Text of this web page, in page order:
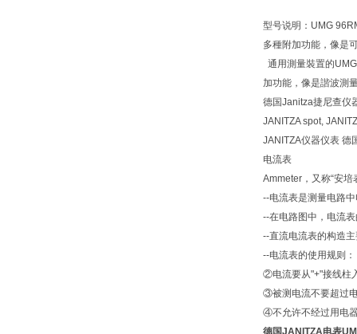
型号说明：UMG
多種附加功能，像是
通用測量裝置的
加功能，像是諧波測
德国Janitza捷尼查仪
JANITZA spot,
JANITZA仪器仪表 德
电流表
Ammeter，又称“安培
--电流表是测量电路
--在电路图中，电流
--直流电流表的构造
--电流表的使用规则
②电流要从"+"接线柱
③被测电流不要超过
④不允许不经过用电
德国JANITZA电表